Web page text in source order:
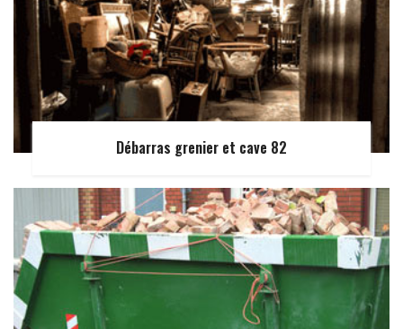
Débarras grenier et cave 82